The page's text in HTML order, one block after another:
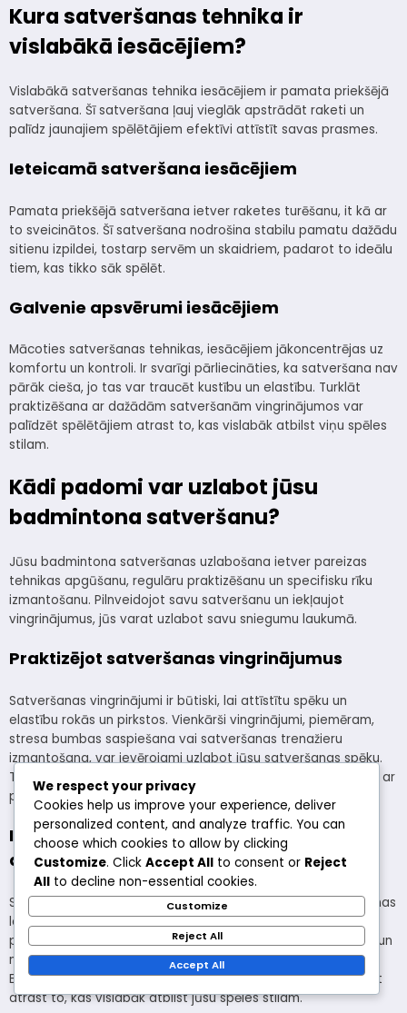
Kura satveršanas tehnika ir
vislabākā iesācējiem?
Vislabākā satveršanas tehnika iesācējiem ir pamata priekšējā
satveršana. Šī satveršana ļauj vieglāk apstrādāt raketi un
palīdz jaunajiem spēlētājiem efektīvi attīstīt savas prasmes.
Ieteicamā satveršana iesācējiem
Pamata priekšējā satveršana ietver raketes turēšanu, it kā ar
to sveicinātos. Šī satveršana nodrošina stabilu pamatu dažādu
sitienu izpildei, tostarp servēm un skaidriem, padarot to ideālu
tiem, kas tikko sāk spēlēt.
Galvenie apsvērumi iesācējiem
Mācoties satveršanas tehnikas, iesācējiem jākoncentrējas uz
komfortu un kontroli. Ir svarīgi pārliecināties, ka satveršana nav
pārāk cieša, jo tas var traucēt kustību un elastību. Turklāt
praktizēšana ar dažādām satveršanām vingrinājumos var
palīdzēt spēlētājiem atrast to, kas vislabāk atbilst viņu spēles
stilam.
Kādi padomi var uzlabot jūsu
badmintona satveršanu?
Jūsu badmintona satveršanas uzlabošana ietver pareizas
tehnikas apgūšanu, regulāru praktizēšanu un specifisku rīku
izmantošanu. Pilnveidojot savu satveršanu un iekļaujot
vingrinājumus, jūs varat uzlabot savu sniegumu laukumā.
Praktizējot satveršanas vingrinājumus
Satveršanas vingrinājumi ir būtiski, lai attīstītu spēku un
elastību rokās un pirkstos. Vienkārši vingrinājumi, piemēram,
stresa bumbas saspiešana vai satveršanas trenažieru
izmantošana, var ievērojami uzlabot jūsu satveršanas spēku.
Turklāt praktizēšana ar raketi var palīdzēt jums kļūt ērtākam ar
pareizu pozīciju spēles laikā.
Izmantojot satveršanas palīglīdzekļus un
aksesuārus
Satveršanas palīglīdzekļi, piemēram, pārklājumi un satveršanas
lente, var uzlabot jūsu turēšanu uz raketes un nodrošināt
papildu amortizāciju. Šie aksesuāri palīdz absorbēt sviedrus un
novērst slīdēšanu, ļaujot labāk kontrolēt intensīvu spēļu laikā.
Eksperimentējot ar dažādiem satveršanas veidiem, jūs varat
atrast to, kas vislabāk atbilst jūsu spēles stilam.
We respect your privacy
Cookies help us improve your experience, deliver
personalized content, and analyze traffic. You can
choose which cookies to allow by clicking
Customize. Click Accept All to consent or Reject
All to decline non-essential cookies.
Customize
Reject All
Accept All